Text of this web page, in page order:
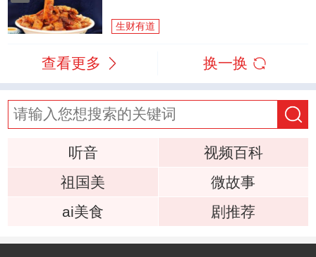
生财有道
查看更多 换一换
听音
视频百科
祖国美
微故事
ai美食
剧推荐